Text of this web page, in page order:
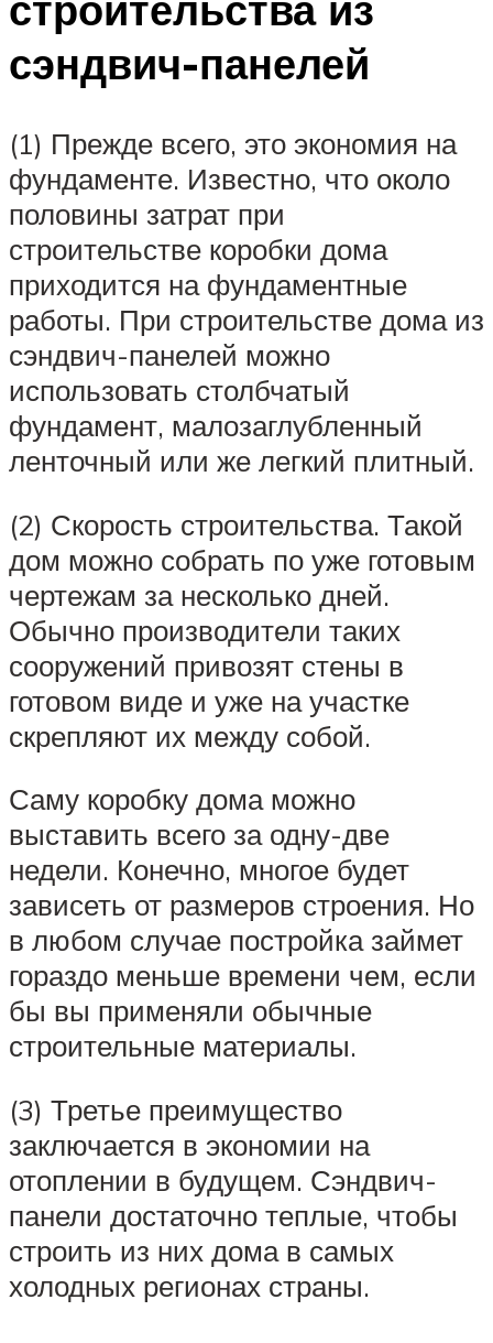
сэндвич-панелей
(1) Прежде всего, это экономия на
фундаменте. Известно, что около
половины затрат при
строительстве коробки дома
приходится на фундаментные
работы. При строительстве дома из
сэндвич-панелей можно
использовать столбчатый
фундамент, малозаглубленный
ленточный или же легкий плитный.
(2) Скорость строительства. Такой
дом можно собрать по уже готовым
чертежам за несколько дней.
Обычно производители таких
сооружений привозят стены в
готовом виде и уже на участке
скрепляют их между собой.
Саму коробку дома можно
выставить всего за одну-две
недели. Конечно, многое будет
зависеть от размеров строения. Но
в любом случае постройка займет
гораздо меньше времени чем, если
бы вы применяли обычные
строительные материалы.
(3) Третье преимущество
заключается в экономии на
отоплении в будущем. Сэндвич-
панели достаточно теплые, чтобы
строить из них дома в самых
холодных регионах страны.